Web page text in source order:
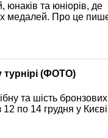
юнаків та юніорів, де
медалей. Про це
турнірі (ФОТО)
та шість
12 по 14 грудня у